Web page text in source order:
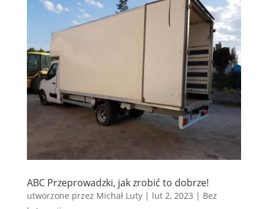
ABC Przeprowadzki, jak zrobić to dobrze!
utworzone przez Michał Luty| lut 2, 2023 | Bez